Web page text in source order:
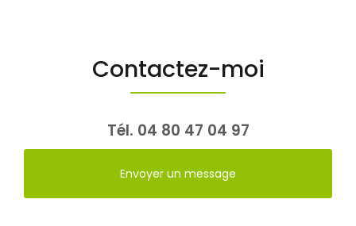
Contactez-moi
Tél. 04 80 47 04 97
Envoyer un message